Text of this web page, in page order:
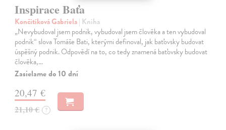
Inspirace Baťa
Končitíková Gabriela| Kniha
„Nevybudoval jsem podnik, vybudoval jsem člověka a ten vybudoval
podnik“ slova Tomáše Bati, kterými definoval, jak baťovsky budovat
úspěšný podnik. Odpovědí na to, co tedy znamená baťovsky budovat
člověka,…
Zasielame do 10 dní
20,47 €
21,10 € ?